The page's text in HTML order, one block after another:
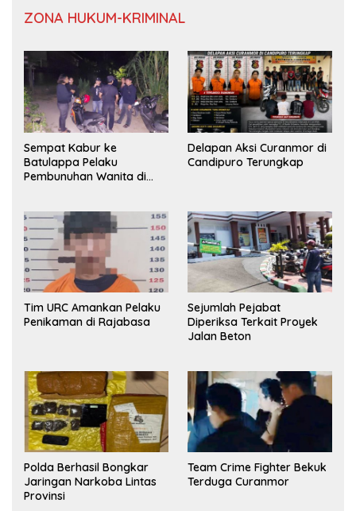
ZONA HUKUM-KRIMINAL
Sempat Kabur ke
Batulappa Pelaku
Pembunuhan Wanita di
Delapan Aksi Curanmor di
Candipuro Terungkap
Tim URC Amankan Pelaku
Penikaman di Rajabasa
Sejumlah Pejabat
Diperiksa Terkait Proyek
Jalan Beton
Polda Berhasil Bongkar
Jaringan Narkoba Lintas
Provinsi
Team Crime Fighter Bekuk
Terduga Curanmor